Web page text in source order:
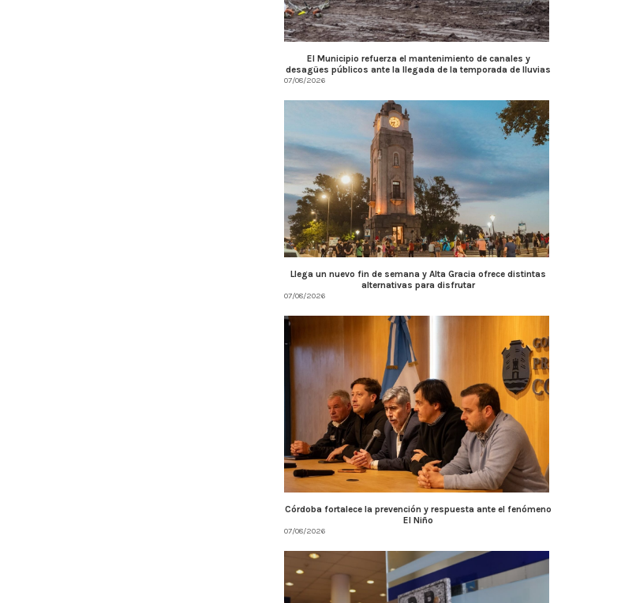
El Municipio refuerza el mantenimiento de canales y
desagües públicos ante la llegada de la temporada de lluvias
07/08/2026
Llega un nuevo fin de semana y Alta Gracia ofrece distintas
alternativas para disfrutar
07/08/2026
Córdoba fortalece la prevención y respuesta ante el fenómeno
El Niño
07/08/2026